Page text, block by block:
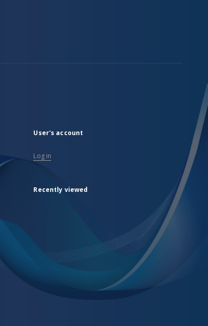
User's account
Log in
Recently viewed